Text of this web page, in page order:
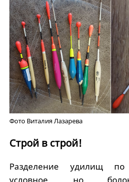
Фото Виталия Лазарева
Строй в строй!
Разделение удилищ